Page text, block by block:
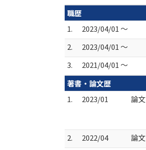
職歴
1.
2023/04/01 ～
2.
2023/04/01 ～
3.
2021/04/01 ～
著書・論文歴
1.
2023/01 論文
2. 2022/04 論文